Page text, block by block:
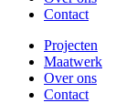
Contact
Projecten
Maatwerk
Over ons
Contact